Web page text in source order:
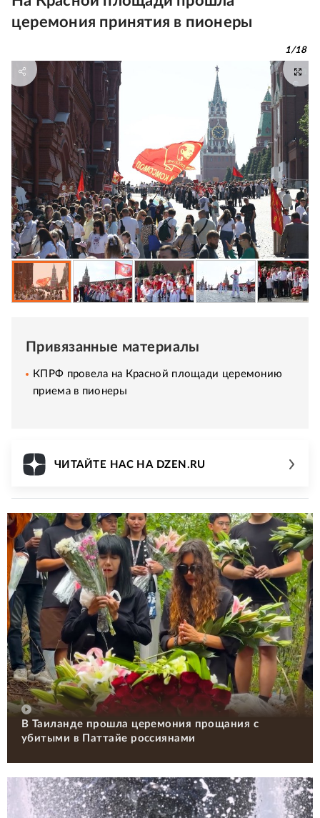
церемония принятия в пионеры
1/18
Привязанные материалы
КПРФ провела на Красной площади церемонию
приема в пионеры
ЧИТАЙТЕ НАС НА DZEN.RU
В Таиланде прошла церемония прощания с
убитыми в Паттайе россиянами